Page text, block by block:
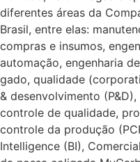
diferentes áreas da
Brasil, entre elas:
compras e insumos,
automação, engenharia
gado, qualidade
& desenvolvimento
controle de qualidade,
controle da produção
Intelligence (BI),